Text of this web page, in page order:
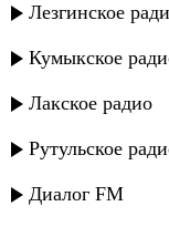
Лезгинское
Кумыкское
Лакское радио
Рутульское
Диалог FM
Ватан